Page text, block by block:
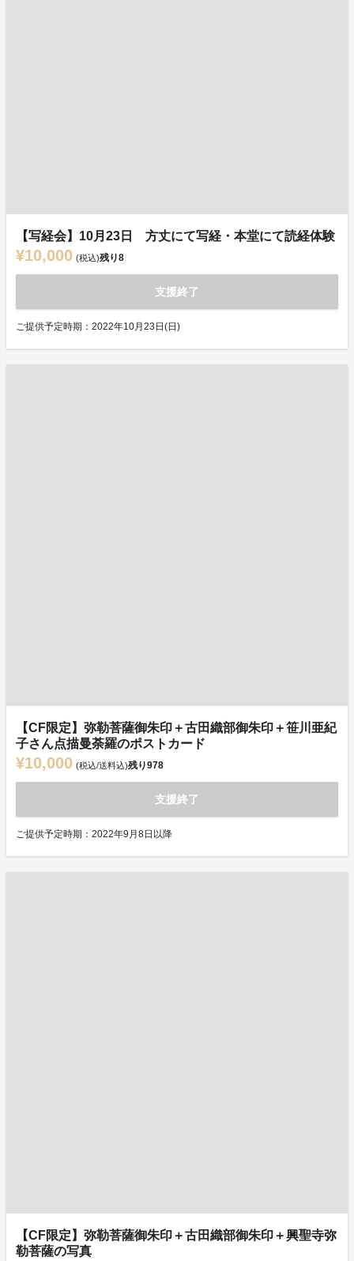
【写経会】10月23日 方丈にて写経・本堂にて読経体験
¥10,000 (税込)残り8
支援終了
ご提供予定時期：2022年10月23日(日)
【CF限定】弥勒菩薩御朱印＋古田織部御朱印＋笹川亜紀
子さん点描曼荼羅のポストカード
¥10,000 (税込/送料込)残り978
支援終了
ご提供予定時期：2022年9月8日以降
【CF限定】弥勒菩薩御朱印＋古田織部御朱印＋興聖寺弥
勒菩薩の写真